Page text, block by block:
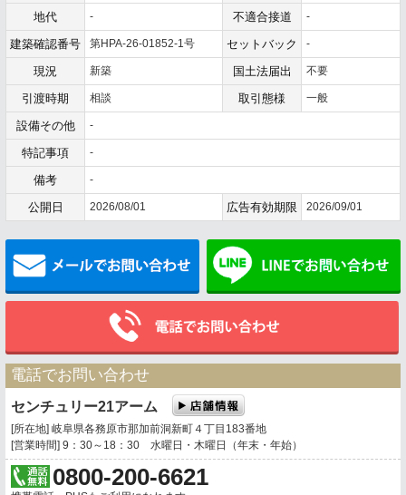
地代 - 不適合接道 -
建築確認番号 第HPA-26-01852-1号 セットバック -
現況 新築 国土法届出 不要
引渡時期 相談 取引態様 一般
設備その他 -
特記事項 -
備考 -
公開日 2026/08/01 広告有効期限 2026/09/01
メールでお問い合わせ
電話でお問い合わせ
センチュリー21アーム
[所在地] 岐阜県各務原市那加前洞新町４丁目183番地
[営業時間] 9：30～18：30 水曜日・木曜日（年末・年始）
0800-200-6621